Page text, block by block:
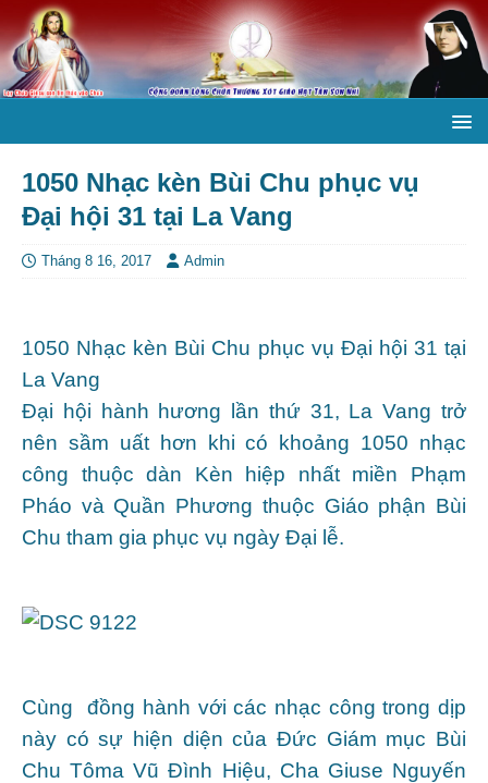
1050 Nhạc kèn Bùi Chu phục vụ
Đại hội 31 tại La Vang
Tháng 8 16, 2017 Admin
1050 Nhạc kèn Bùi Chu phục vụ Đại hội 31 tại
La Vang
Đại hội hành hương lần thứ 31, La Vang trở
nên sầm uất hơn khi có khoảng 1050 nhạc
công thuộc dàn Kèn hiệp nhất miền Phạm
Pháo và Quần Phương thuộc Giáo phận Bùi
Chu tham gia phục vụ ngày Đại lễ.
Cùng đồng hành với các nhạc công trong dịp
này có sự hiện diện của Đức Giám mục Bùi
Chu Tôma Vũ Đình Hiệu, Cha Giuse Nguyến